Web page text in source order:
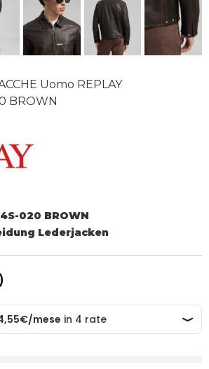
Uomo REPLAY
BROWN
020 BROWN
Lederjacken